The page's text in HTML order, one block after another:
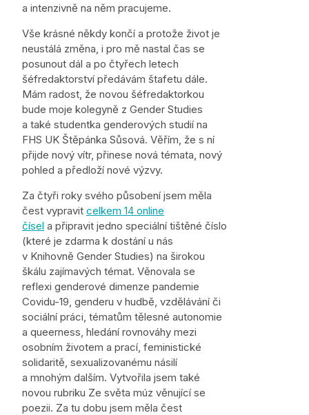
a intenzivně na něm pracujeme.
Vše krásné někdy končí a protože život je
neustálá změna, i pro mě nastal čas se
posunout dál a po čtyřech letech
šéfredaktorství předávám štafetu dále.
Mám radost, že novou šéfredaktorkou
bude moje kolegyně z Gender Studies
a také studentka genderových studií na
FHS UK Štěpánka Sůsová. Věřím, že s ní
přijde nový vítr, přinese nová témata, nový
pohled a předloží nové výzvy.
Za čtyři roky svého působení jsem měla
čest vypravit celkem 14 online
čísel a připravit jedno speciální tištěné číslo
(které je zdarma k dostání u nás
v Knihovně Gender Studies) na širokou
škálu zajímavých témat. Věnovala se
reflexi genderové dimenze pandemie
Covidu-19, genderu v hudbě, vzdělávání či
sociální práci, tématům tělesné autonomie
a queerness, hledání rovnováhy mezi
osobním životem a prací, feministické
solidaritě, sexualizovanému násilí
a mnohým dalším. Vytvořila jsem také
novou rubriku Ze světa múz věnující se
poezii. Za tu dobu jsem měla čest